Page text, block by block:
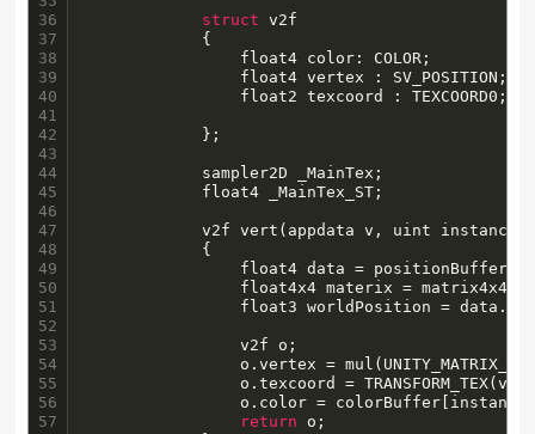
36
37
38
39
40
41
42
43
44
45
46
47
48
49
50
51
52
53
54
55
56
57
struct v2f
            float4 _MainTex_ST;
			v2f vert(appdata v, uint instanceID : SV_InstanceID)
				v2f o;
o.vertex =
return o;